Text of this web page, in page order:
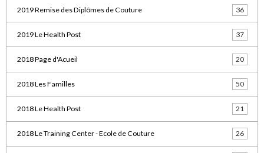
2019 Remise des Diplômes de Couture 36
2019 Le Health Post 37
2018 Page d'Acueil 20
2018 Les Familles 50
2018 Le Health Post 21
2018 Le Training Center - Ecole de Couture 26